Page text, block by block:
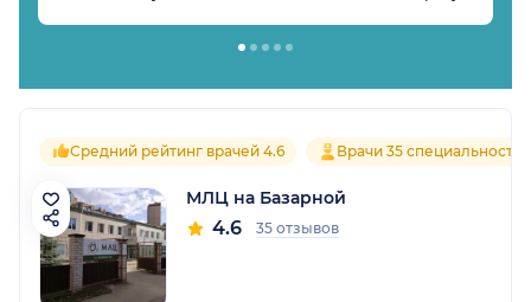
Средний рейтинг врачей 4.6 Врачи 35 специальностей
МЛЦ на Базарной
4.6 35 отзывов